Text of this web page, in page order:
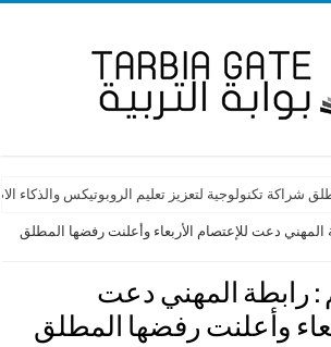
المهني دعت للإعتصام الأربعاء وأعلنت رفضها المطلق
: رابطة المهني دعت
وأعلنت رفضها المطلق